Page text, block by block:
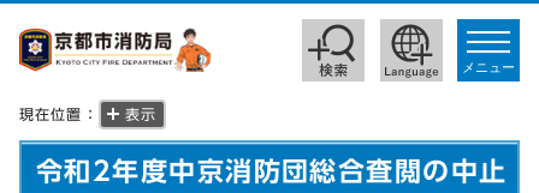
toggle
メニュー
現在位置： 表示
令和2年度中京消防団総合査閲の中止